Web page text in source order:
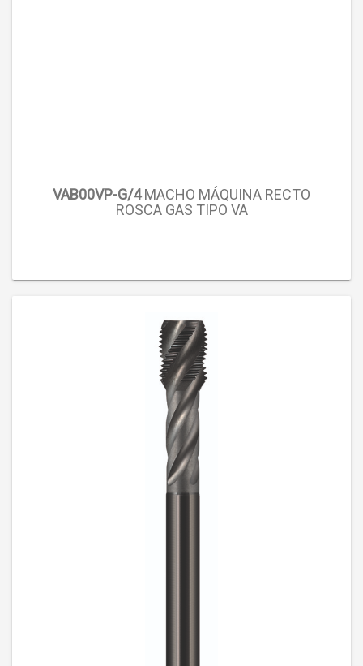
VAB00VP-G/4MACHO MÁQUINA RECTO
ROSCA GAS TIPO VA